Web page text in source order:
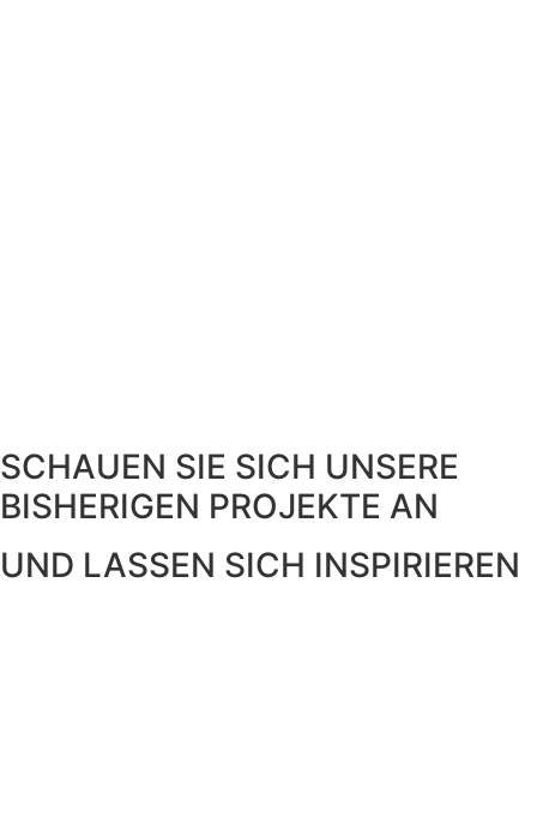
SCHAUEN SIE SICH UNSERE
BISHERIGEN PROJEKTE AN
UND LASSEN SICH INSPIRIEREN